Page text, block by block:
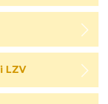
LZV